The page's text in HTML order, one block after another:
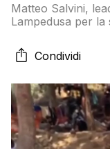
Matteo Salvini,
Lampedusa per la
Condividi